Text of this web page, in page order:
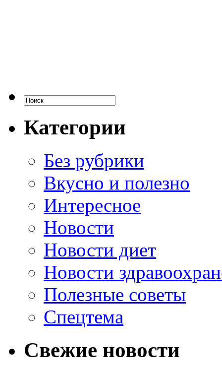
Категории
Без рубрики
Вкусно и полезно
Интересное
Новости
Новости диет
Новости
Полезные советы
Спецтема
Свежие новости